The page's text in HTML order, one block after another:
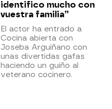
identifico mucho con
vuestra familia”
El actor ha entrado a
Cocina abierta con
Joseba Arguiñano con
unas divertidas gafas
haciendo un guiño al
veterano cocinero.